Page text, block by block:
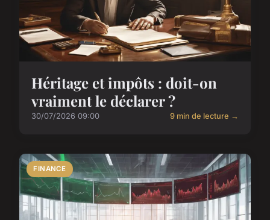
Héritage et impôts : doit-on
vraiment le déclarer ?
30/07/2026 09:00 9 min de lecture →
FINANCE